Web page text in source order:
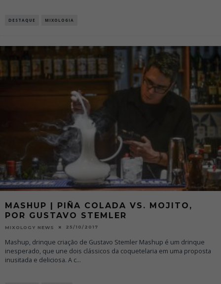
DESTAQUE MIXOLOGIA
MASHUP | PIÑA COLADA VS. MOJITO,
POR GUSTAVO STEMLER
MIXOLOGY NEWS 25/10/2017
Mashup, drinque criação de Gustavo Stemler Mashup é um drinque
inesperado, que une dois clássicos da coquetelaria em uma proposta
inusitada e deliciosa. A c...